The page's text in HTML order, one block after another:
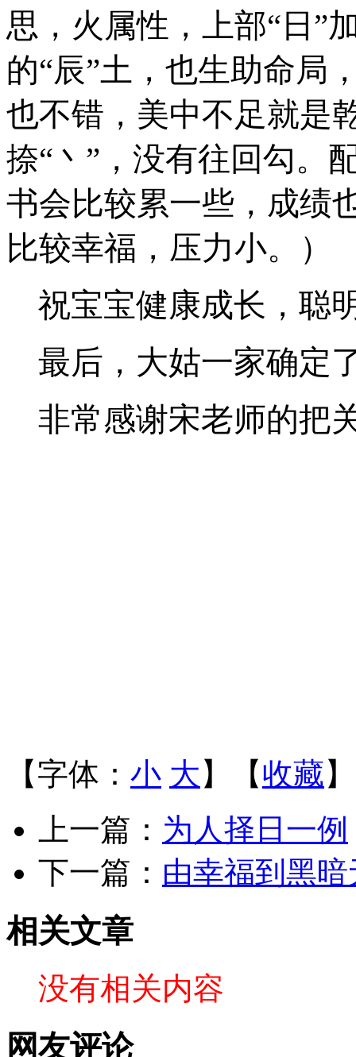
思，火属性，上部“日”
的“辰”土，也生助命局
也不错，美中不足就是
捺“⼂”，没有往回勾。
书会比较累一些，成绩
比较幸福，压力小。）
祝宝宝健康成长，聪
最后，大姑一家确定
非常感谢宋老师的把
【字体： 小 大 】【收藏
上一篇： 为人择日一例
下一篇： 由幸福到黑
相关文章
没有相关内容
网友评论